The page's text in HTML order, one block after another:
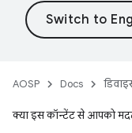
AOSP Docs
क्या इस कॉन्टेंट से आपको